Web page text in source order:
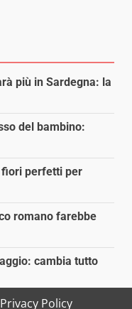
più in Sardegna: la
del bambino:
fiori perfetti per
romano farebbe
cambia tutto
Privacy Policy